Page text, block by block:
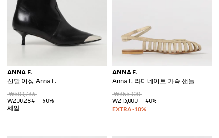
ANNA F.
신발 여성 Anna F.
₩500,736
₩200,284
-60%
ANNA F.
Anna F. 라미네이트 가죽 샌들
₩355,000
₩213,000
-40%